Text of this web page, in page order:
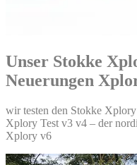
Unser Stokke
Neuerungen
wir testen den Stokke
Xplory Test v3 v4 – der
Xplory v6